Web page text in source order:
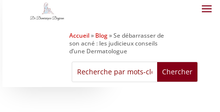
Accueil» Blog»Se débarrasser de
son acné : les judicieux conseils
d’une Dermatologue